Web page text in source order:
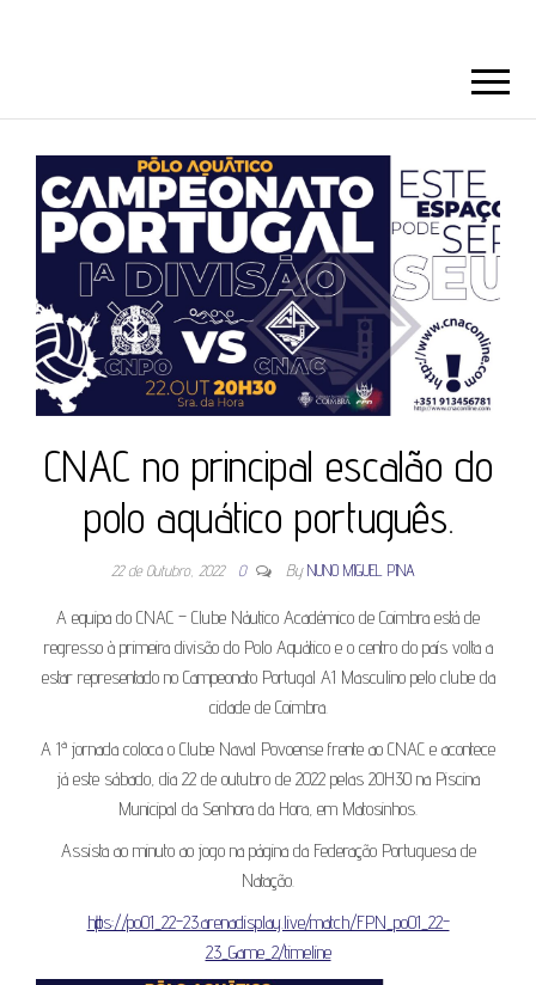
CNAC no principal escalão do
polo aquático português.
22 de Outubro, 2022 0 By NUNO MIGUEL PINA
A equipa do CNAC – Clube Náutico Académico de Coimbra está de
regresso à primeira divisão do Polo Aquático e o centro do país volta a
estar representado no Campeonato Portugal A1 Masculino pelo clube da
cidade de Coimbra.
A 1ª jornada coloca o Clube Naval Povoense frente ao CNAC e acontece
já este sábado, dia 22 de outubro de 2022 pelas 20H30 na Piscina
Municipal da Senhora da Hora, em Matosinhos.
Assista ao minuto ao jogo na página da Federação Portuguesa de
Natação.
https://po01_22-23.arenadisplay.live/match/FPN_po01_22-
23_Game_2/timeline